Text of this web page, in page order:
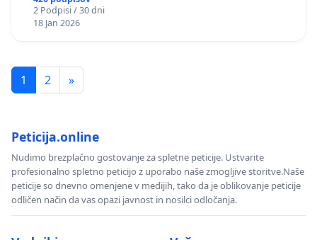
2 Podpisi / 30 dni
18 Jan 2026
1 2 »
Peticija.online
Nudimo brezplačno gostovanje za spletne peticije. Ustvarite
profesionalno spletno peticijo z uporabo naše zmogljive storitve.Naše
peticije so dnevno omenjene v medijih, tako da je oblikovanje peticije
odličen način da vas opazi javnost in nosilci odločanja.